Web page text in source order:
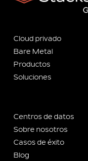
Cloud privado
Bare Metal
Productos
Soluciones
Centros de datos
Sobre nosotros
Casos de éxito
Blog